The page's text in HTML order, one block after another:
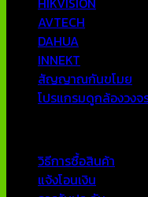
AVTECH
DAHUA
INNEKT
สัญญาณกันขโมย
โปรแกรมดูกล้องวงจ
วิธีการซื้อสินค้า
แจ้งโอนเงิน